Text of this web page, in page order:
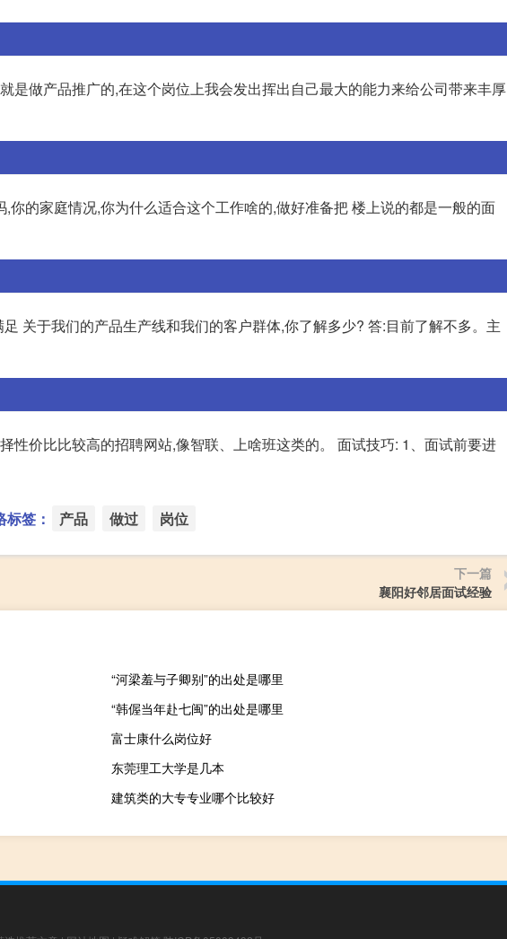
是做产品推广的,在这个岗位上我会发出挥出自己最大的能力来给公司带来丰厚
的家庭情况,你为什么适合这个工作啥的,做好准备把 楼上说的都是一般的面
关于我们的产品生产线和我们的客户群体,你了解多少? 答:目前了解不多。主
性价比比较高的招聘网站,像智联、上啥班这类的。 面试技巧: 1、面试前要进
标签： 产品 做过 岗位
下一篇
襄阳好邻居面试经验
“河梁羞与子卿别”的出处是哪里
“韩偓当年赴七闽”的出处是哪里
富士康什么岗位好
东莞理工大学是几本
建筑类的大专专业哪个比较好